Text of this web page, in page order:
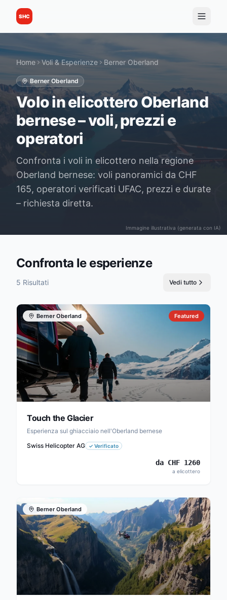
SHC
Immagine illustrativa (generata con IA)
Home Voli & Esperienze Berner Oberland
Berner Oberland
Volo in elicottero Oberland
bernese – voli, prezzi e
operatori
Confronta i voli in elicottero nella regione
Oberland bernese: voli panoramici da CHF
165, operatori verificati UFAC, prezzi e durate
– richiesta diretta.
Confronta le esperienze
5 Risultati Vedi tutto
Berner Oberland Featured
Touch the Glacier
Esperienza sul ghiacciaio nell'Oberland bernese
Swiss Helicopter AG
✓ Verificato
da CHF 1260
a elicottero
Berner Oberland